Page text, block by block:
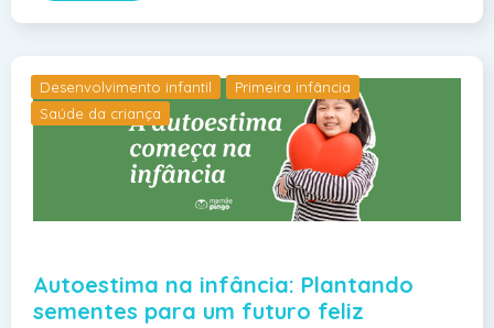
Desenvolvimento infantil
Primeira infância
Saúde da criança
Autoestima na infância: Plantando
sementes para um futuro feliz